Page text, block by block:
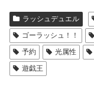
ラッシュデュエル
ゴーラッシュ！！
予約
光属性
遊戯王